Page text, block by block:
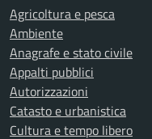
Agricoltura e pesca
Ambiente
Anagrafe e stato civile
Appalti pubblici
Autorizzazioni
Catasto e urbanistica
Cultura e tempo libero